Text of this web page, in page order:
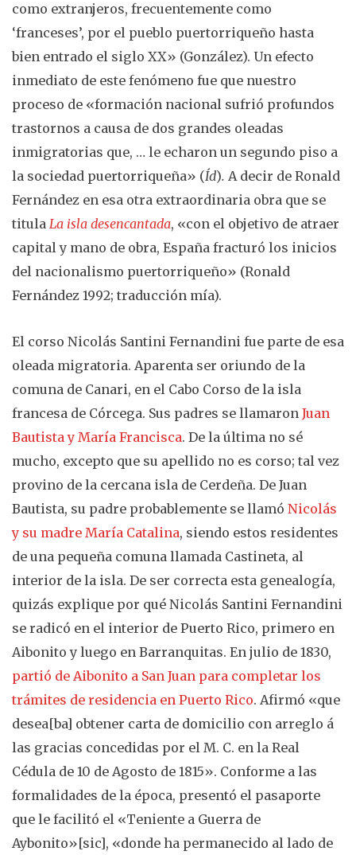
como extranjeros, frecuentemente como
‘franceses’, por el pueblo puertorriqueño hasta
bien entrado el siglo XX» (González). Un efecto
inmediato de este fenómeno fue que nuestro
proceso de «formación nacional sufrió profundos
trastornos a causa de dos grandes oleadas
inmigratorias que, … le echaron un segundo piso a
la sociedad puertorriqueña» (Íd). A decir de Ronald
Fernández en esa otra extraordinaria obra que se
titula La isla desencantada, «con el objetivo de atraer
capital y mano de obra, España fracturó los inicios
del nacionalismo puertorriqueño» (Ronald
Fernández 1992; traducción mía).
El corso Nicolás Santini Fernandini fue parte de esa
oleada migratoria. Aparenta ser oriundo de la
comuna de Canari, en el Cabo Corso de la isla
francesa de Córcega. Sus padres se llamaron Juan
Bautista y María Francisca. De la última no sé
mucho, excepto que su apellido no es corso; tal vez
provino de la cercana isla de Cerdeña. De Juan
Bautista, su padre probablemente se llamó Nicolás
y su madre María Catalina, siendo estos residentes
de una pequeña comuna llamada Castineta, al
interior de la isla. De ser correcta esta genealogía,
quizás explique por qué Nicolás Santini Fernandini
se radicó en el interior de Puerto Rico, primero en
Aibonito y luego en Barranquitas. En julio de 1830,
partió de Aibonito a San Juan para completar los
trámites de residencia en Puerto Rico. Afirmó «que
desea[ba] obtener carta de domicilio con arreglo á
las gracias concedidas por el M. C. en la Real
Cédula de 10 de Agosto de 1815». Conforme a las
formalidades de la época, presentó el pasaporte
que le facilitó el «Teniente a Guerra de
Aybonito»[sic], «donde ha permanecido al lado de